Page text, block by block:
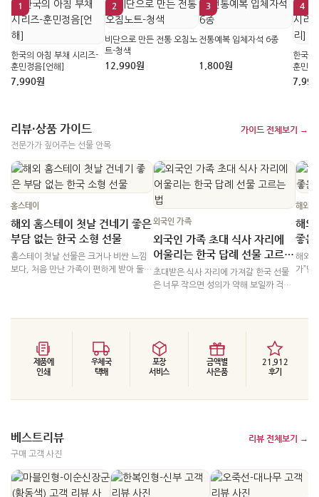
1
한국의 아침 부채 시리즈-
훈민정음[언해]
7,990원
2
비단으로 만든 전통 오침노
트-청색
12,990원
3
전통예복 입체자석 6종
1,800원
4
한국의
훈민정
7,990
리뷰·상품 가이드
전문가가 짚어주는 선물 안목
가이드 전체보기 →
홈스테이
해외 홈스테이 첫날 건네기 좋은
부담 없는 한국 소형 선물
홈스테이 첫날 선물은 크거나 비싼 느낌
보다, 처음 만난 가족이 편하게 받아 둘
소는 조심하고, 집 안에서 함께 쓰거나 가
볍게 나눌 수 있는 소형 기념품을 먼저 보
는 편이 안정적입니다.
외국인 가족
외국인 가족 초대 식사 자리에
어울리는 한국 답례 선물 고르는
법
초대받은 식사 자리에 가져갈 한국 선물
은 너무 작으면 성의가 약해 보일까 걱정
있는지”, “식사 자리에서 꺼냈을 때 어색
하지 않은지”가 더 중요합니다.
해외
해외
좋은
해외
가”만
인지
제품에
인쇄
우체국
택배
포장
서비스
금액별
사은품
21,912
후기
베스트리뷰
구매 고객 사진
리뷰 전체보기 →